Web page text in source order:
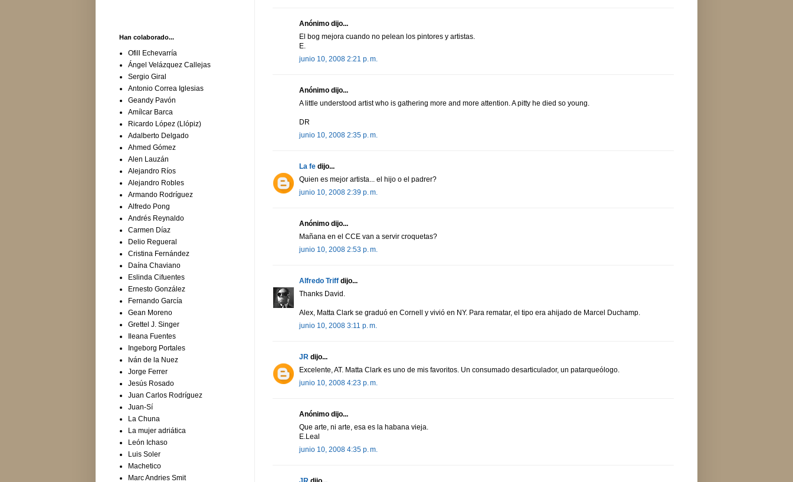
Anónimo dijo...
El bog mejora cuando no pelean los pintores y artistas.
E.
junio 10, 2008 2:21 p. m.
Anónimo dijo...
A little understood artist who is gathering more and more attention. A pitty he died so young.
DR
junio 10, 2008 2:35 p. m.
La fe dijo...
Quien es mejor artista... el hijo o el padrer?
junio 10, 2008 2:39 p. m.
Anónimo dijo...
Mañana en el CCE van a servir croquetas?
junio 10, 2008 2:53 p. m.
Alfredo Triff dijo...
Thanks David.
Alex, Matta Clark se graduó en Cornell y vivió en NY. Para rematar, el tipo era ahijado de Marcel Duchamp.
junio 10, 2008 3:11 p. m.
JR dijo...
Excelente, AT. Matta Clark es uno de mis favoritos. Un consumado desarticulador, un patarqueólogo.
junio 10, 2008 4:23 p. m.
Anónimo dijo...
Que arte, ni arte, esa es la habana vieja.
E.Leal
junio 10, 2008 4:35 p. m.
Han colaborado...
Ofill Echevarría
Ángel Velázquez Callejas
Sergio Giral
Antonio Correa Iglesias
Geandy Pavón
Amílcar Barca
Ricardo López (Llópiz)
Adalberto Delgado
Ahmed Gómez
Alen Lauzán
Alejandro Ríos
Alejandro Robles
Armando Rodríguez
Alfredo Pong
Andrés Reynaldo
Carmen Díaz
Delio Regueral
Cristina Fernández
Daína Chaviano
Eslinda Cifuentes
Ernesto González
Fernando García
Gean Moreno
Grettel J. Singer
Ileana Fuentes
Ingeborg Portales
Iván de la Nuez
Jorge Ferrer
Jesús Rosado
Juan Carlos Rodríguez
Juan-Sí
La Chuna
La mujer adriática
León Ichaso
Luis Soler
Machetico
Marc Andries Smit